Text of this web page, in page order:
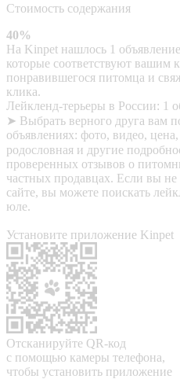
Стоимость содержания
40%
На Kinpet нашлось 1
которые соответствуют вашим
понравившегося питомца и
клика.
Лейкленд-терьеры в России: 1
➤ Выбрать верного друга вам
объявлениях: фото, видео,
родословная и другие
проверенных отзывов о
частных продавцах. Если вы
сайте, вы можете поискать
юле.
Установите приложение Kinpet
Отсканируйте QR-код
с помощью камеры телефона,
чтобы установить приложение